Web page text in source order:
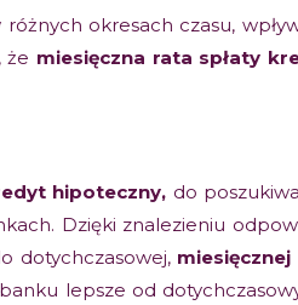
okresach czasu,
że miesięczna rata spłaty
hipoteczny, do
Dzięki znalezieniu
dotychczasowej,
lepsze od